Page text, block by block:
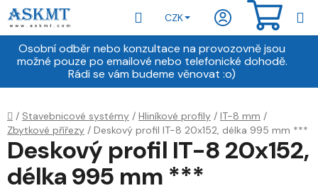
Přejít
na
obsah
Osobní odběr nebo konzultace na provozovně jsou
možné pouze po emailové nebo telefonické dohodě.
Rádi se vám budeme věnovat :o)
Hledat
CZK
Domů
/ Stavebnicové systémy / Hliníkové profily / IT-8 mm /
Zbytkové přířezy / Deskový profil IT-8 20x152, délka 995 mm ***
Deskový profil IT-8 20x152,
délka 995 mm ***